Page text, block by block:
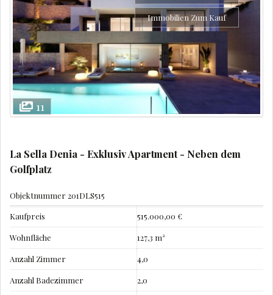
11
Immobilien Zum Kauf
La Sella Denia - Exklusiv Apartment - Neben dem
Golfplatz
Objektnummer201DLS515
Kaufpreis
515.000,00 €
Wohnfläche 127,3 m²
Anzahl Zimmer 4,0
Anzahl Badezimmer 2,0